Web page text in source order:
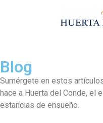
Blog
Sumérgete en estos
hace a Huerta del Conde, el
estancias de ensueño.